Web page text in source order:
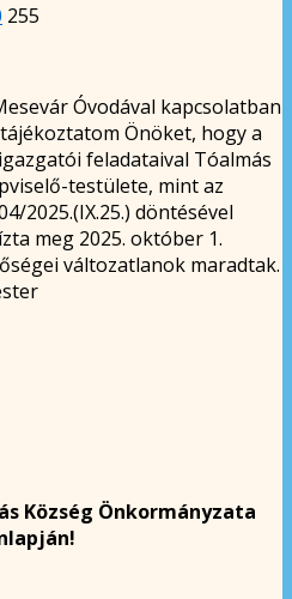
255
Óvodával kapcsolatban
Önöket, hogy a
feladataival Tóalmás
testülete, mint az
2025.(IX.25.) döntésével
meg 2025. október 1.
változatlanok maradtak.
Község Önkormányzata